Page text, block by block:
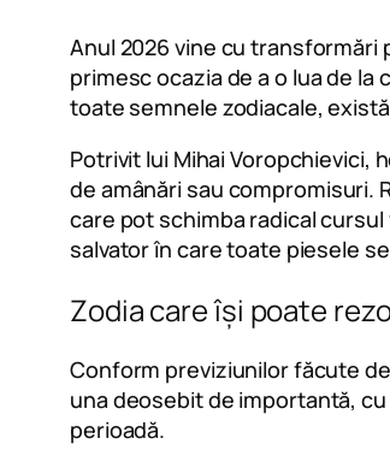
Anul 2026 vine cu transformări
primesc ocazia de a o lua de
toate semnele zodiacale,
Potrivit lui Mihai Voropchievici,
de amânări sau compromisuri.
care pot schimba radical
salvator în care toate piesele
Zodia care își poate
Conform previziunilor făcute
una deosebit de importantă,
perioadă.